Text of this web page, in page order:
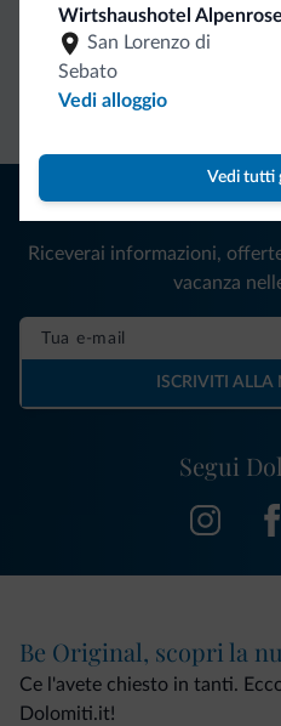
Wirtshaushotel Alpenrose
San Lorenzo di
Sebato
Vedi alloggio
Vedi tutti
Contatto
diretto
Segui
Consigli
Riceverai informazioni,
vacanza
ISCRIVITI ALLA
Be Original, scopri la
Ce l'avete chiesto in tanti.
Dolomiti.it!